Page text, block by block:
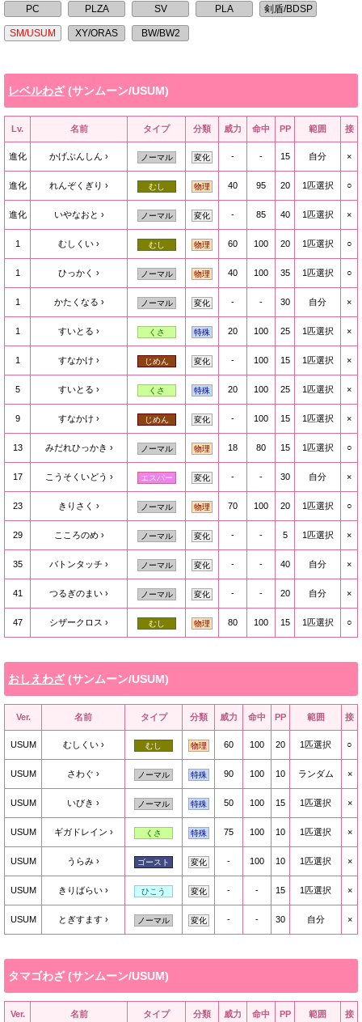
レベルわざ(サンムーン/USUM)
Lv. 名前 タイプ 分類 威力 命中 PP 範囲 接
進化 かげぶんしん ノーマル 変化 - - 15 自分 ×
進化 れんぞくぎり むし 物理 40 95 20 1匹選択 ○
進化 いやなおと ノーマル 変化 - 85 40 1匹選択 ×
1 むしくい むし 物理 60 100 20 1匹選択 ○
1 ひっかく ノーマル 物理 40 100 35 1匹選択 ○
1 かたくなる ノーマル 変化 - - 30 自分 ×
1 すいとる くさ 特殊 20 100 25 1匹選択 ×
1 すなかけ じめん 変化 - 100 15 1匹選択 ×
5 すいとる くさ 特殊 20 100 25 1匹選択 ×
9 すなかけ じめん 変化 - 100 15 1匹選択 ×
13 みだれひっかき ノーマル 物理 18 80 15 1匹選択 ○
17 こうそくいどう エスパー 変化 - - 30 自分 ×
23 きりさく ノーマル 物理 70 100 20 1匹選択 ○
29 こころのめ ノーマル 変化 - - 5 1匹選択 ×
35 バトンタッチ ノーマル 変化 - - 40 自分 ×
41 つるぎのまい ノーマル 変化 - - 20 自分 ×
47 シザークロス むし 物理 80 100 15 1匹選択 ○
おしえわざ(サンムーン/USUM)
Ver. 名前 タイプ 分類 威力 命中 PP 範囲 接
USUM むしくい むし 物理 60 100 20 1匹選択 ○
USUM さわぐ ノーマル 特殊 90 100 10 ランダム ×
USUM いびき ノーマル 特殊 50 100 15 1匹選択 ×
USUM ギガドレイン くさ 特殊 75 100 10 1匹選択 ×
USUM うらみ ゴースト 変化 - 100 10 1匹選択 ×
USUM きりばらい ひこう 変化 - - 15 1匹選択 ×
USUM とぎすます ノーマル 変化 - - 30 自分 ×
タマゴわざ (サンムーン/USUM)
Ver. 名前 タイプ 分類 威力 命中 PP 範囲 接